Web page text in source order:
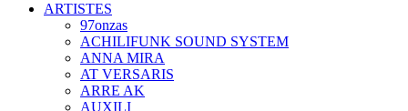
ARTISTES
97onzas
ACHILIFUNK SOUND SYSTEM
ANNA MIRA
AT VERSARIS
ARRE AK
AUXILI